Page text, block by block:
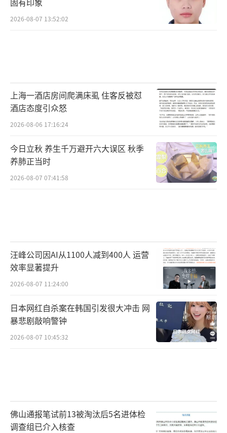
2026-08-07 13:52:02
上海一酒店房间爬满床虱 住客反被怼
酒店态度引众怒
2026-08-06 17:16:24
今日立秋 养生千万避开六大误区 秋季
养肺正当时
2026-08-07 07:41:58
汪峰公司因AI从1100人减到400人 运营
效率显著提升
2026-08-07 11:24:00
日本网红自杀案在韩国引发很大冲击 网
暴悲剧敲响警钟
2026-08-07 10:45:32
佛山通报笔试前13被淘汰后5名进体检
调查组已介入核查